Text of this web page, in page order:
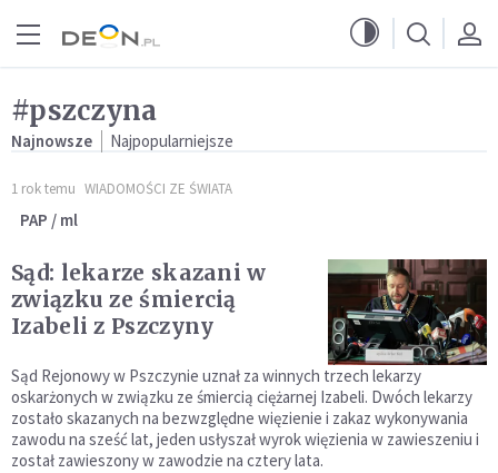
#pszczyna
Najnowsze Najpopularniejsze
1 rok temu WIADOMOŚCI ZE ŚWIATA
PAP / ml
Sąd: lekarze skazani w
związku ze śmiercią
Izabeli z Pszczyny
Sąd Rejonowy w Pszczynie uznał za winnych trzech lekarzy
oskarżonych w związku ze śmiercią ciężarnej Izabeli. Dwóch lekarzy
zostało skazanych na bezwzględne więzienie i zakaz wykonywania
zawodu na sześć lat, jeden usłyszał wyrok więzienia w zawieszeniu i
został zawieszony w zawodzie na cztery lata.